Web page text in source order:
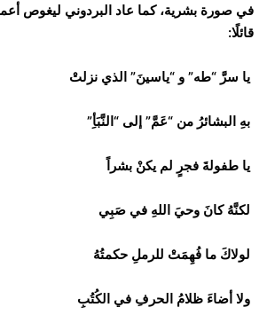
في صورة بشرية، كما عاد البردوني ليغوص
قائلًا:
يا سرَّ “طه” و “ياسينَ” الذي نزلتْ
بهِ البشائرُ من “عَمَّ” إلى “النَّبَأِ”
يا طفولةَ فجرٍ لم يكنْ بشراً
لكنَّهُ كانَ وحيَ اللهِ في صَبِي
لولاكَ ما فُهِمَتْ للرملِ حكمتُهُ
ولا أضاءَ ظلامُ الحرفِ في الكُتُبِ